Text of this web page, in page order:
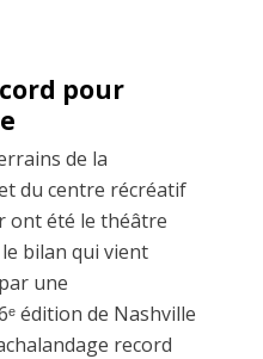
pour
de la
du centre récréatif
ont été le théâtre
bilan qui vient
une
édition de Nashville
record